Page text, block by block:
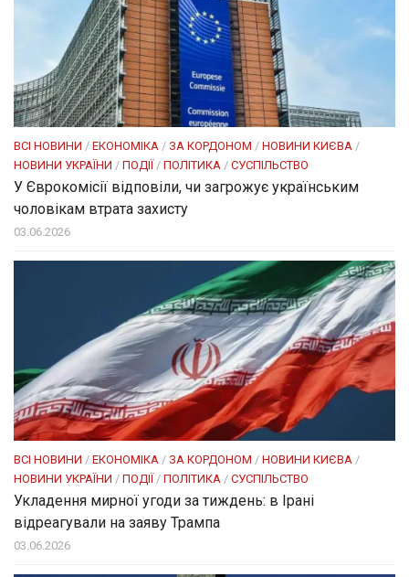
ВСІ НОВИНИ / ЕКОНОМІКА / ЗА КОРДОНОМ / НОВИНИ КИЄВА /
НОВИНИ УКРАЇНИ / ПОДІЇ / ПОЛІТИКА / СУСПІЛЬСТВО
У Єврокомісії відповіли, чи загрожує українським
чоловікам втрата захисту
03.06.2026
ВСІ НОВИНИ / ЕКОНОМІКА / ЗА КОРДОНОМ / НОВИНИ КИЄВА /
НОВИНИ УКРАЇНИ / ПОДІЇ / ПОЛІТИКА / СУСПІЛЬСТВО
Укладення мирної угоди за тиждень: в Ірані
відреагували на заяву Трампа
03.06.2026